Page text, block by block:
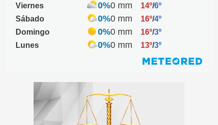
Viernes 0%0 mm 14º/6º
Sábado
0%0 mm 16º/4º
Domingo
0%0 mm 16º/3º
Lunes
0%0 mm 13º/3º